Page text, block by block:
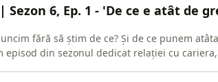
6, Ep. 1 - 'De ce e atât de
fără să știm de ce? Și de ce punem
episod din sezonul dedicat relației cu